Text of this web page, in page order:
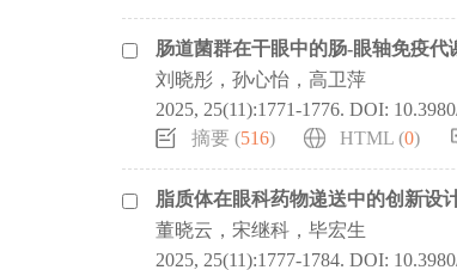
肠道菌群在干眼中的肠-眼轴免疫
刘晓彤，孙心怡，高卫萍
2025, 25(11):1771-1776. DOI:
摘要 (516) HTML (0)
脂质体在眼科药物递送中的创新设
董晓云，宋继科，毕宏生
2025, 25(11):1777-1784. DOI: